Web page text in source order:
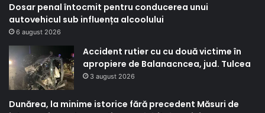
Dosar penal întocmit pentru conducerea unui
autovehicul sub influența alcoolului
6 august 2026
Accident rutier cu cu două victime în
apropiere de Balanacncea, jud. Tulcea
3 august 2026
Dunărea, la minime istorice fără precedent Măsuri de